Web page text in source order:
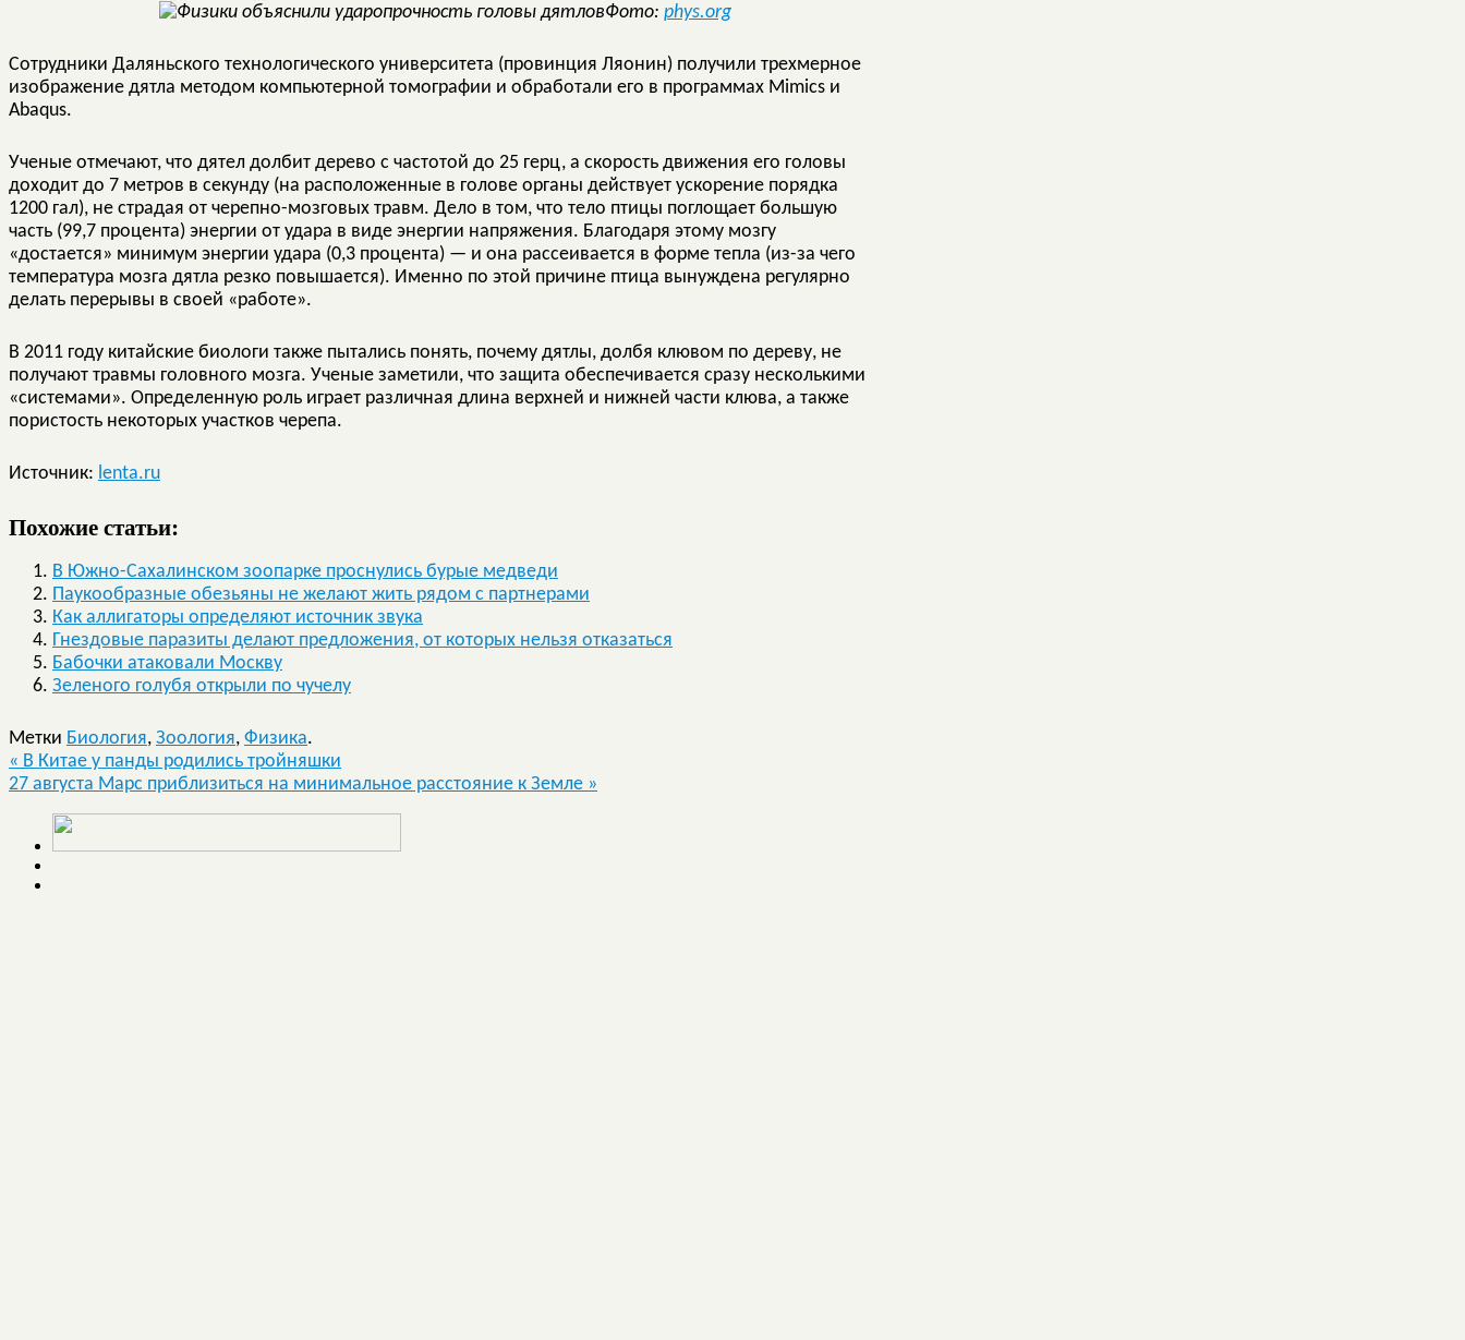
Фото: phys.org
Сотрудники Даляньского технологического университета (провинция Ляонин) получили трехмерное
изображение дятла методом компьютерной томографии и обработали его в программах Mimics и
Abaqus.
Ученые отмечают, что дятел долбит дерево с частотой до 25 герц, а скорость движения его головы
доходит до 7 метров в секунду (на расположенные в голове органы действует ускорение порядка
1200 гал), не страдая от черепно-мозговых травм. Дело в том, что тело птицы поглощает большую
часть (99,7 процента) энергии от удара в виде энергии напряжения. Благодаря этому мозгу
«достается» минимум энергии удара (0,3 процента) — и она рассеивается в форме тепла (из-за чего
температура мозга дятла резко повышается). Именно по этой причине птица вынуждена регулярно
делать перерывы в своей «работе».
В 2011 году китайские биологи также пытались понять, почему дятлы, долбя клювом по дереву, не
получают травмы головного мозга. Ученые заметили, что защита обеспечивается сразу несколькими
«системами». Определенную роль играет различная длина верхней и нижней части клюва, а также
пористость некоторых участков черепа.
Источник: lenta.ru
Похожие статьи:
В Южно-Сахалинском зоопарке проснулись бурые медведи
Паукообразные обезьяны не желают жить рядом с партнерами
Как аллигаторы определяют источник звука
Гнездовые паразиты делают предложения, от которых нельзя отказаться
Бабочки атаковали Москву
Зеленого голубя открыли по чучелу
Метки Биология, Зоология, Физика.
« В Китае у панды родились тройняшки
27 августа Марс приблизиться на минимальное расстояние к Земле »